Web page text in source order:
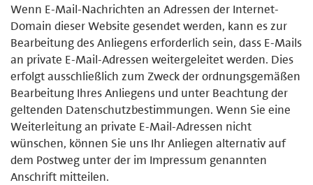
Wenn E-Mail-Nachrichten an Adressen der Internet-
Domain dieser Website gesendet werden, kann es zur
Bearbeitung des Anliegens erforderlich sein, dass E-Mails
an private E-Mail-Adressen weitergeleitet werden. Dies
erfolgt ausschließlich zum Zweck der ordnungsgemäßen
Bearbeitung Ihres Anliegens und unter Beachtung der
geltenden Datenschutzbestimmungen. Wenn Sie eine
Weiterleitung an private E-Mail-Adressen nicht
wünschen, können Sie uns Ihr Anliegen alternativ auf
dem Postweg unter der im Impressum genannten
Anschrift mitteilen.